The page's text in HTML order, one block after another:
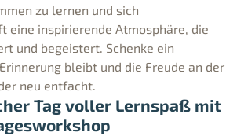
zu lernen und sich
eine inspirierende Atmosphäre, die
und begeistert. Schenke ein
bleibt und die Freude an der
neu entfacht.
Tag voller Lernspaß mit